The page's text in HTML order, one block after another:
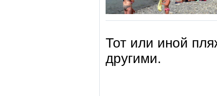
Тот или иной
другими.